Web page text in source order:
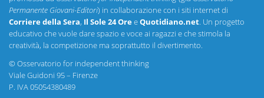
Permanente Giovani-Editori) in collaborazione con i siti internet di
Corriere della Sera, Il Sole 24 OreeQuotidiano.net. Un progetto
educativo che vuole dare spazio e voce ai ragazzi e che stimola la
creatività, la competizione ma soprattutto il divertimento.
©Osservatorio for independent thinking
Viale Guidoni 95 – Firenze
P. IVA 05054380489